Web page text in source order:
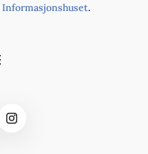
Informasjonshuset.